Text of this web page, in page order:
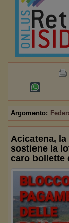
Argomento:
Acicatena, la
sostiene la
caro bollette